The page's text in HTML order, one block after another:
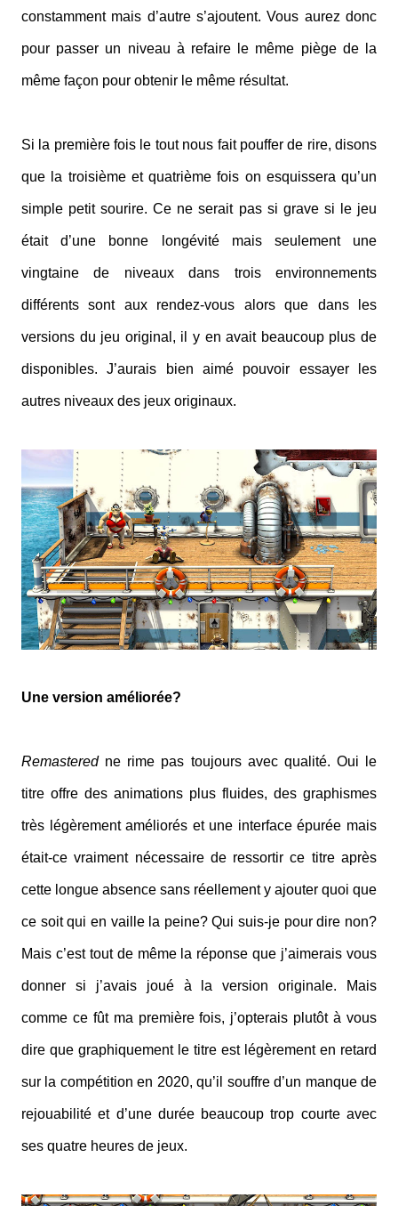
constamment mais d’autre s’ajoutent. Vous aurez donc
pour passer un niveau à refaire le même piège de la
même façon pour obtenir le même résultat.
Si la première fois le tout nous fait pouffer de rire, disons
que la troisième et quatrième fois on esquissera qu’un
simple petit sourire. Ce ne serait pas si grave si le jeu
était d’une bonne longévité mais seulement une
vingtaine de niveaux dans trois environnements
différents sont aux rendez-vous alors que dans les
versions du jeu original, il y en avait beaucoup plus de
disponibles. J’aurais bien aimé pouvoir essayer les
autres niveaux des jeux originaux.
Une version améliorée?
Remasteredne rime pas toujours avec qualité. Oui le
titre offre des animations plus fluides, des graphismes
très légèrement améliorés et une interface épurée mais
était-ce vraiment nécessaire de ressortir ce titre après
cette longue absence sans réellement y ajouter quoi que
ce soit qui en vaille la peine? Qui suis-je pour dire non?
Mais c’est tout de même la réponse que j’aimerais vous
donner si j’avais joué à la version originale. Mais
comme ce fût ma première fois, j’opterais plutôt à vous
dire que graphiquement le titre est légèrement en retard
sur la compétition en 2020, qu’il souffre d’un manque de
rejouabilité et d’une durée beaucoup trop courte avec
ses quatre heures de jeux.